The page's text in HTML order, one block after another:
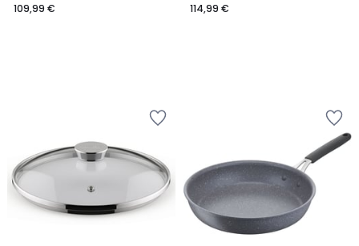
109,99 €
114,99 €